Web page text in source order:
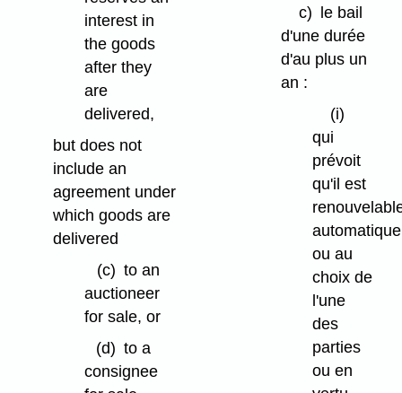
interest in
the goods
after they
are
delivered,
but does not
include an
agreement under
which goods are
delivered
(c) to an
auctioneer
for sale, or
(d) to a
consignee
c) le bail
d'une durée
d'au plus un
an :
(i)
qui
prévoit
qu'il est
ou au
choix de
l'une
des
parties
ou en